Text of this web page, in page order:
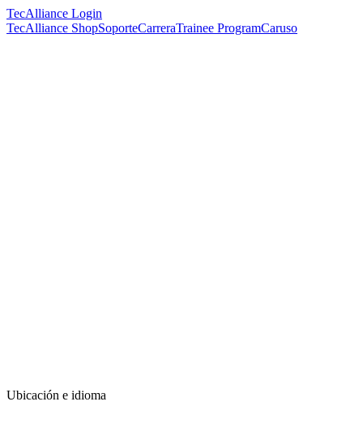
TecAlliance Login
TecAlliance ShopSoporteCarreraTrainee ProgramCaruso
Ubicación e idioma